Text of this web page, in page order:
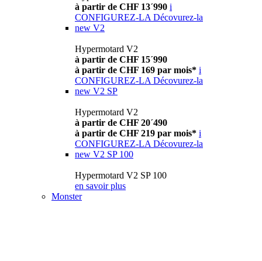
à partir de CHF 13´990 i
CONFIGUREZ-LA Décovurez-la
new V2
Hypermotard V2
à partir de CHF 15´990
à partir de CHF 169 par mois* i
CONFIGUREZ-LA Décovurez-la
new V2 SP
Hypermotard V2
à partir de CHF 20´490
à partir de CHF 219 par mois* i
CONFIGUREZ-LA Décovurez-la
new V2 SP 100
Hypermotard V2 SP 100
en savoir plus
Monster